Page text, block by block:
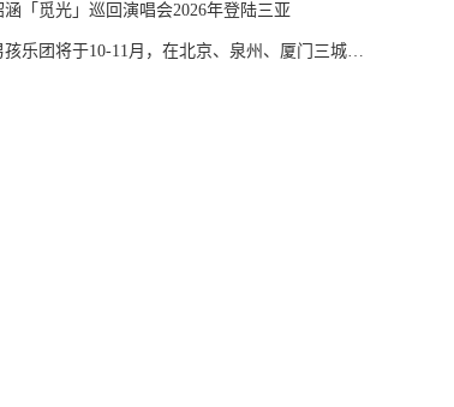
涵「觅光」巡回演唱会2026年登陆三亚
小男孩乐团将于10-11月，在北京、泉州、厦门三城连唱